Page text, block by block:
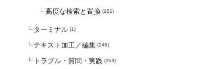
高度な検索と置換 (101)
ターミナル (1)
テキスト加工／編集 (246)
トラブル・質問・実践 (263)